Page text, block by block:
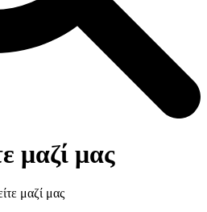
μαζί μας
μαζί μας